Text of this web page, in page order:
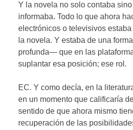
Y la novela no solo contaba
informaba. Todo lo que ahora
electrónicos o televisivos
la novela. Y estaba de una
profunda— que en las
suplantar esa posición; ese rol.
EC. Y como decía, en la
en un momento que calificaría
sentido de que ahora mismo
recuperación de las